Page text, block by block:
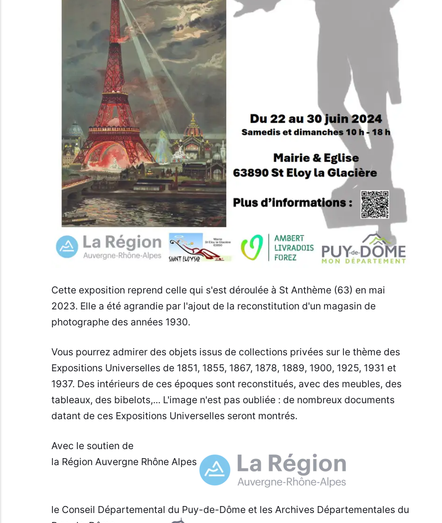
Cette exposition reprend celle qui s'est déroulée à St Anthème (63) en mai
2023. Elle a été agrandie par l'ajout de la reconstitution d'un magasin de
photographe des années 1930.
Vous pourrez admirer des objets issus de collections privées sur le thème des
Expositions Universelles de 1851, 1855, 1867, 1878, 1889, 1900, 1925, 1931 et
1937. Des intérieurs de ces époques sont reconstitués, avec des meubles, des
tableaux, des bibelots,... L'image n'est pas oubliée : de nombreux documents
datant de ces Expositions Universelles seront montrés.
Avec le soutien de
la Région Auvergne Rhône Alpes
le Conseil Départemental du Puy-de-Dôme et les Archives Départementales du